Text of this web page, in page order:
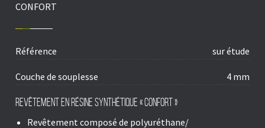
CONFORT
Référence sur étude
Couche de souplesse 4 mm
Revêtement en résine synthétique « CONFORT »
Revêtement composé de polyuréthane/